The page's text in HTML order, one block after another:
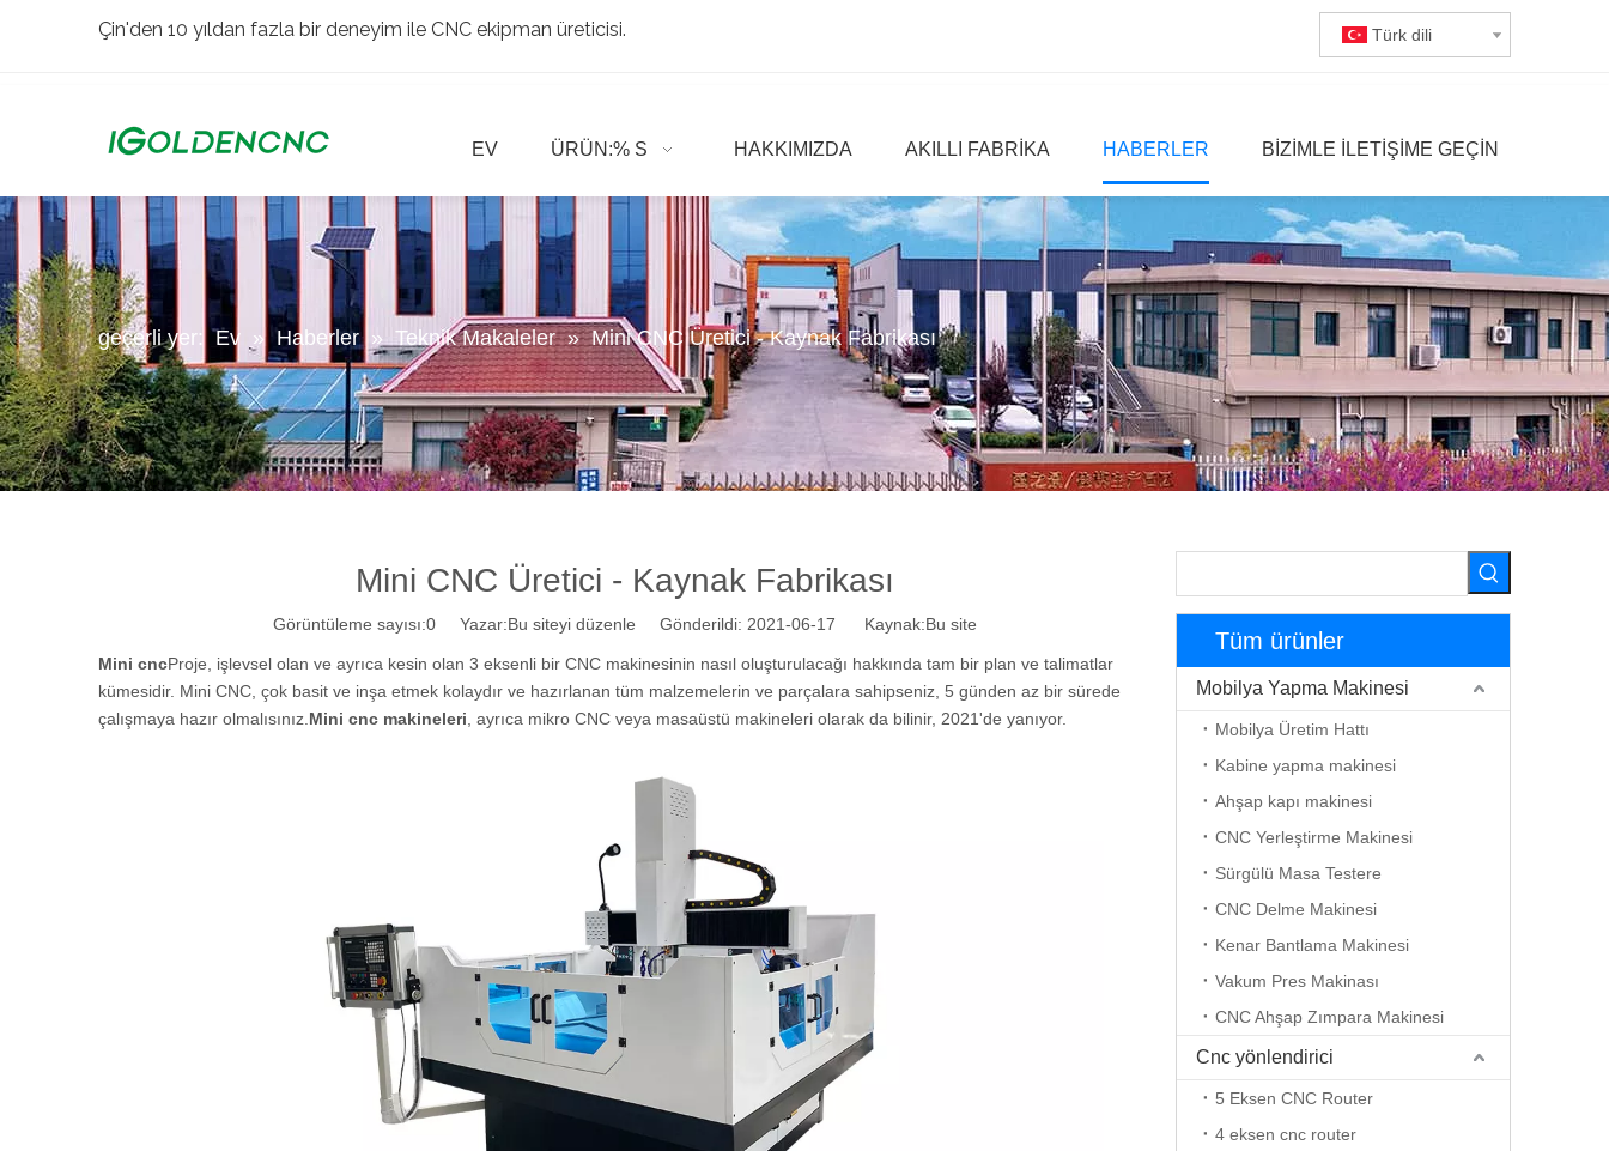
Çin'den 10 yıldan fazla bir deneyim ile CNC ekipman üreticisi. Türk dili
EV ÜRÜN:% S HAKKIMIZDA AKILLI FABRIKA HABERLER BIZIMLE ILETIŞIME GEÇIN
geçerli yer: Ev » Haberler » Teknik Makaleler » Mini CNC Üretici - Kaynak Fabrikası
Mini CNC Üretici - Kaynak Fabrikası
Görüntüleme sayısı:0 Yazar:Bu siteyi düzenle Gönderildi: 2021-06-17 Kaynak:Bu site
Mini cncProje, işlevsel olan ve ayrıca kesin olan 3 eksenli bir CNC makinesinin nasıl oluşturulacağı hakkında tam bir plan ve talimatlar
kümesidir. Mini CNC, çok basit ve inşa etmek kolaydır ve hazırlanan tüm malzemelerin ve parçalara sahipseniz, 5 günden az bir sürede
çalışmaya hazır olmalısınız. Mini cnc makineleri , ayrıca mikro CNC veya masaüstü makineleri olarak da bilinir, 2021'de yanıyor.
Tüm ürünler
Mobilya Yapma Makinesi
Mobilya Üretim Hattı
Kabine yapma makinesi
Ahşap kapı makinesi
CNC Yerleştirme Makinesi
Sürgülü Masa Testere
CNC Delme Makinesi
Kenar Bantlama Makinesi
Vakum Pres Makinası
CNC Ahşap Zımpara Makinesi
Cnc yönlendirici
5 Eksen CNC Router
4 eksen cnc router